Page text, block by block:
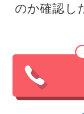
のか確認し